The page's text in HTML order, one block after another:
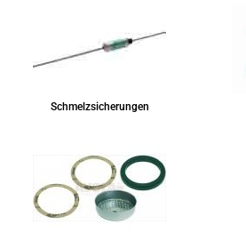
Schmelzsicherungen